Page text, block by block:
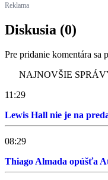
Reklama
Diskusia (0)
Pre pridanie komentára sa
NAJNOVŠIE
11:29
Lewis Hall nie je na
08:29
Thiago Almada opúšťa